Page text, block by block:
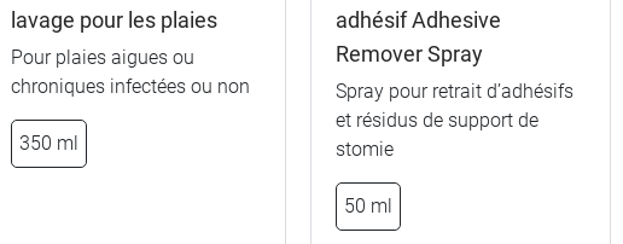
lavage pour les plaies
Pour plaies aigues ou
chroniques infectées ou non
350 ml
adhésif Adhesive
Remover Spray
Spray pour retrait d’adhésifs
et résidus de support de
stomie
50 ml